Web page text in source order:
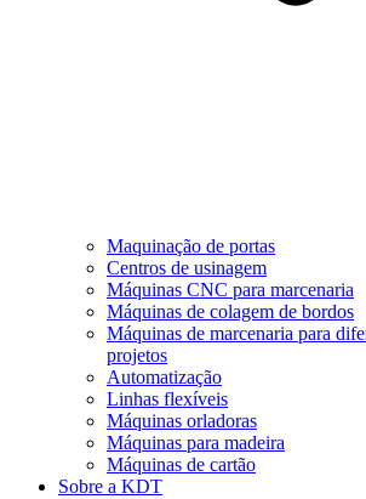
Maquinação de portas
Centros de usinagem
Máquinas CNC para marcenaria
Máquinas de colagem de bordos
Máquinas de marcenaria para
projetos
Automatização
Linhas flexíveis
Máquinas orladoras
Máquinas para madeira
Máquinas de cartão
Sobre a KDT